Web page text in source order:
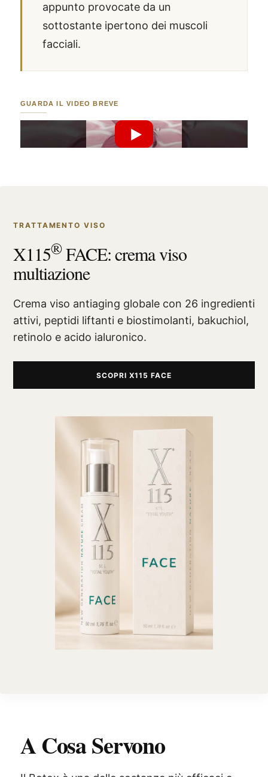
appunto provocate da un
sottostante ipertono dei muscoli
facciali.
GUARDA IL VIDEO BREVE
Riproduci Video YouTube
TRATTAMENTO VISO
X115®FACE: crema viso
multiazione
Crema viso antiaging globale con 26 ingredienti
attivi, peptidi liftanti e biostimolanti, bakuchiol,
retinolo e acido ialuronico.
SCOPRI X115 FACE
A Cosa Servono